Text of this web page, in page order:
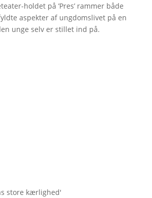
holdet på ’Pres’ rammer både
aspekter af ungdomslivet på en
unge selv er stillet ind på.
store kærlighed'